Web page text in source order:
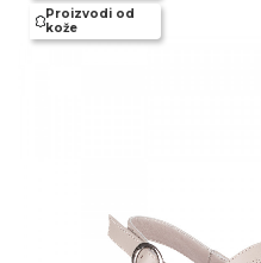
Proizvodi od
kože